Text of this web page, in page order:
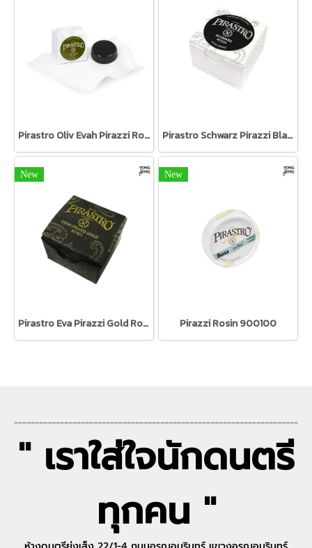
Pirastro Oliv Evah Pirazzi Rosin 900100 Pirastro Schwarz Pirazzi Black Rosin 900500
New
Pirastro Eva Pirazzi Gold Rosin 901000
New
Pirazzi Rosin 900100
--------------------------------------------------------------------
" เราใส่ใจนักดนตรี
ทุกคน "